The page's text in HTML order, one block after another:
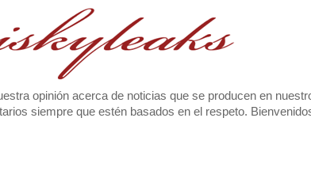
opinión acerca de noticias que se producen en
siempre que estén basados en el respeto.